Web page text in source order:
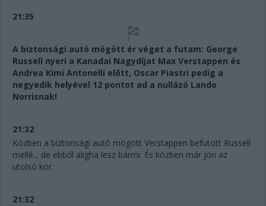
21:35
A biztonsági autó mögött ér véget a futam: George
Russell nyeri a Kanadai Nagydíjat Max Verstappen és
Andrea Kimi Antonelli előtt, Oscar Piastri pedig a
negyedik helyével 12 pontot ad a nullázó Lando
Norrisnak!
21:32
Közben a biztonsági autó mögött Verstappen befutott Russell
mellé... de ebből aligha lesz bármi. És közben már jön az
utolsó kör.
21:32